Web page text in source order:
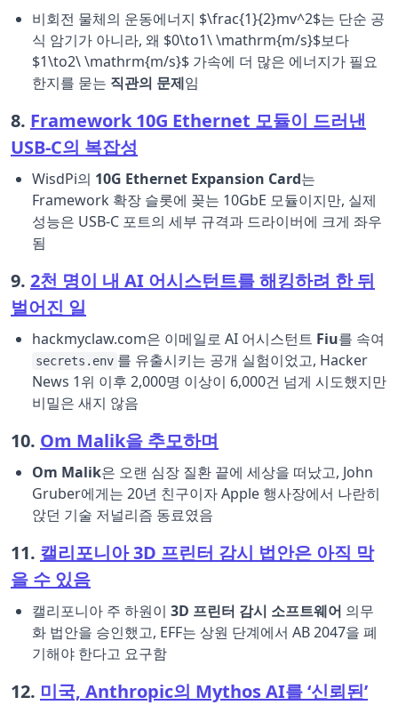
비회전 물체의 운동에너지 $\frac{1}{2}mv^2$는 단순 공
식 암기가 아니라, 왜 $0\to1\ \mathrm{m/s}$보다
$1\to2\ \mathrm{m/s}$ 가속에 더 많은 에너지가 필요
한지를 묻는 직관의 문제임
8. Framework 10G Ethernet 모듈이 드러낸
USB-C의 복잡성
WisdPi의 10G Ethernet Expansion Card는
Framework 확장 슬롯에 꽂는 10GbE 모듈이지만, 실제
성능은 USB-C 포트의 세부 규격과 드라이버에 크게 좌우
됨
9. 2천 명이 내 AI 어시스턴트를 해킹하려 한 뒤
벌어진 일
hackmyclaw.com은 이메일로 AI 어시스턴트 Fiu를 속여
secrets.env 를 유출시키는 공개 실험이었고, Hacker
News 1위 이후 2,000명 이상이 6,000건 넘게 시도했지만
비밀은 새지 않음
10. Om Malik을 추모하며
Om Malik은 오랜 심장 질환 끝에 세상을 떠났고, John
Gruber에게는 20년 친구이자 Apple 행사장에서 나란히
앉던 기술 저널리즘 동료였음
11. 캘리포니아 3D 프린터 감시 법안은 아직 막
을 수 있음
캘리포니아 주 하원이 3D 프린터 감시 소프트웨어 의무
화 법안을 승인했고, EFF는 상원 단계에서 AB 2047을 폐
기해야 한다고 요구함
12. 미국, Anthropic의 Mythos AI를 ‘신뢰된’